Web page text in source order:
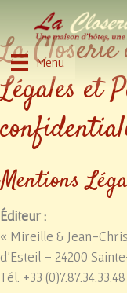
Menu
La
Légales et
Mentions
Éditeur :
« Mireille & Jean-
d’Esteil – 24200
Tél. +33